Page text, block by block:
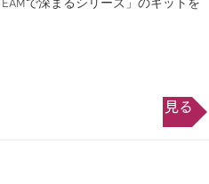
で深まるシリーズ」のキットを
詳しく見る